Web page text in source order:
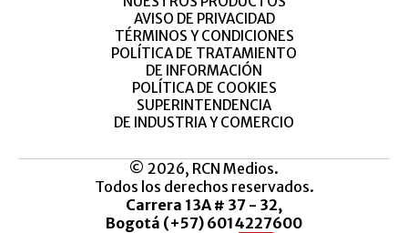
AVISO DE PRIVACIDAD
TÉRMINOS Y CONDICIONES
POLÍTICA DE TRATAMIENTO
DE INFORMACIÓN
POLÍTICA DE COOKIES
SUPERINTENDENCIA
DE INDUSTRIA Y COMERCIO
© 2026, RCN Medios.
Todos los derechos reservados.
Carrera 13A # 37 - 32,
Bogotá (+57) 6014227600